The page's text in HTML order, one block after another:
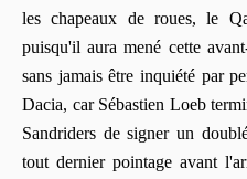
les chapeaux de roues, le
puisqu'il aura mené cette
sans jamais être inquiété par
Dacia, car Sébastien Loeb
Sandriders de signer un
tout dernier pointage avant